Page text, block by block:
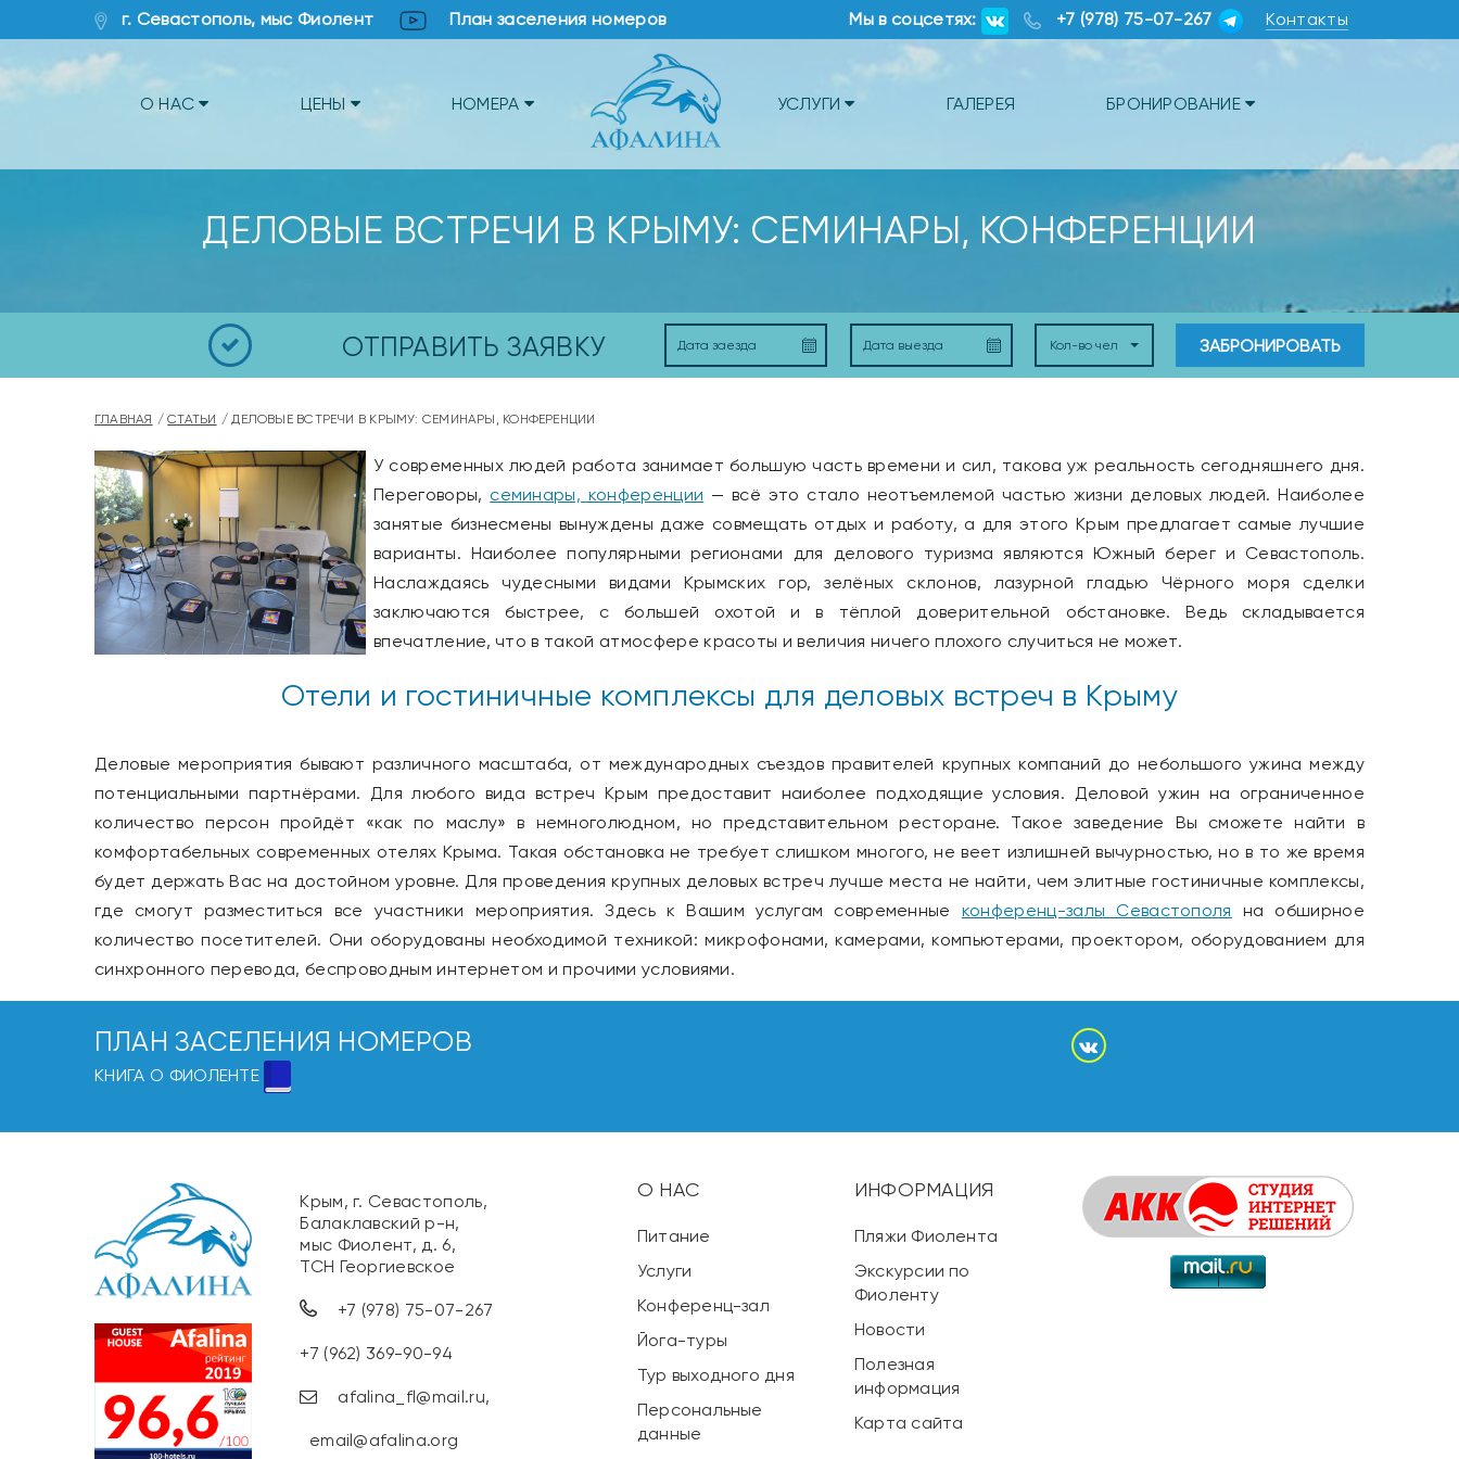
г. Севастополь, мыс Фиолент План заселения номеров Мы в соцсетях: +7 (978) 75-07-267 Контакты
О НАС ЦЕНЫ НОМЕРА УСЛУГИ ГАЛЕРЕЯ БРОНИРОВАНИЕ
ДЕЛОВЫЕ ВСТРЕЧИ В КРЫМУ: СЕМИНАРЫ, КОНФЕРЕНЦИИ
ОТПРАВИТЬ ЗАЯВКУ Кол-во чел ЗАБРОНИРОВАТЬ
ГЛАВНАЯ СТАТЬИ ДЕЛОВЫЕ ВСТРЕЧИ В КРЫМУ: СЕМИНАРЫ, КОНФЕРЕНЦИИ
У современных людей работа занимает большую часть времени и сил, такова уж реальность сегодняшнего дня.
Переговоры, семинары, конференции — всё это стало неотъемлемой частью жизни деловых людей. Наиболее
занятые бизнесмены вынуждены даже совмещать отдых и работу, а для этого Крым предлагает самые лучшие
варианты. Наиболее популярными регионами для делового туризма являются Южный берег и Севастополь.
Наслаждаясь чудесными видами Крымских гор, зелёных склонов, лазурной гладью Чёрного моря сделки
заключаются быстрее, с большей охотой и в тёплой доверительной обстановке. Ведь складывается
впечатление, что в такой атмосфере красоты и величия ничего плохого случиться не может.
Отели и гостиничные комплексы для деловых встреч в Крыму
Деловые мероприятия бывают различного масштаба, от международных съездов правителей крупных компаний до небольшого ужина между
потенциальными партнёрами. Для любого вида встреч Крым предоставит наиболее подходящие условия. Деловой ужин на ограниченное
количество персон пройдёт «как по маслу» в немноголюдном, но представительном ресторане. Такое заведение Вы сможете найти в
комфортабельных современных отелях Крыма. Такая обстановка не требует слишком многого, не веет излишней вычурностью, но в то же время
будет держать Вас на достойном уровне. Для проведения крупных деловых встреч лучше места не найти, чем элитные гостиничные комплексы,
где смогут разместиться все участники мероприятия. Здесь к Вашим услугам современные конференц-залы Севастополя на обширное
количество посетителей. Они оборудованы необходимой техникой: микрофонами, камерами, компьютерами, проектором, оборудованием для
синхронного перевода, беспроводным интернетом и прочими условиями.
ПЛАН ЗАСЕЛЕНИЯ НОМЕРОВ
КНИГА О ФИОЛЕНТЕ
Крым, г. Севастополь,
Балаклавский р-н,
мыс Фиолент, д. 6,
ТСН Георгиевское
+7 (978) 75-07-267
+7 (962) 369-90-94
afalina_fl@mail.ru,
email@afalina.org
О НАС
Питание
Услуги
Конференц-зал
Йога-туры
Тур выходного дня
Персональные
данные
ИНФОРМАЦИЯ
Пляжи Фиолента
Экскурсии по
Фиоленту
Новости
Полезная
информация
Карта сайта